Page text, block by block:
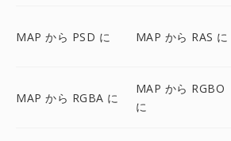
MAP から PSD に MAP から RAS に
MAP から RGBA に
MAP から RGBO
に